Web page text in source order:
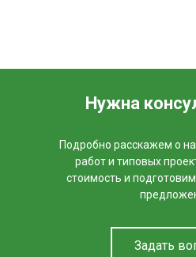
Нужна
Подробно расскажем о
работ и типовых
стоимость и
Задать